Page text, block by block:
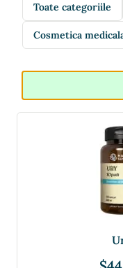
Toate categoriile
Cosmetica